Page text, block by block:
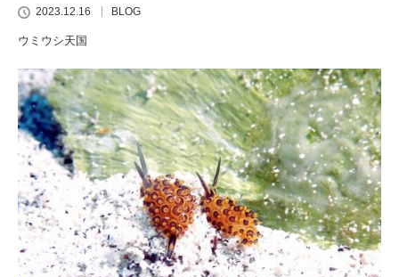
2023.12.16 BLOG
ウミウシ天国